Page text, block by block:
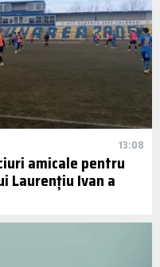
13:08
amicale pentru
Laurențiu Ivan a